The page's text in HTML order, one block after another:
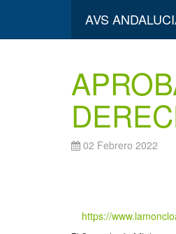
AVS
02 Febrero 2022
https://